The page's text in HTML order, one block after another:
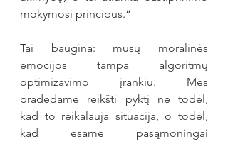
mokymosi principus.“
Tai baugina: mūsų moralinės
emocijos tampa algoritmų
optimizavimo įrankiu. Mes
pradedame reikšti pyktį ne todėl,
kad to reikalauja situacija, o todėl,
kad esame pasąmoningai